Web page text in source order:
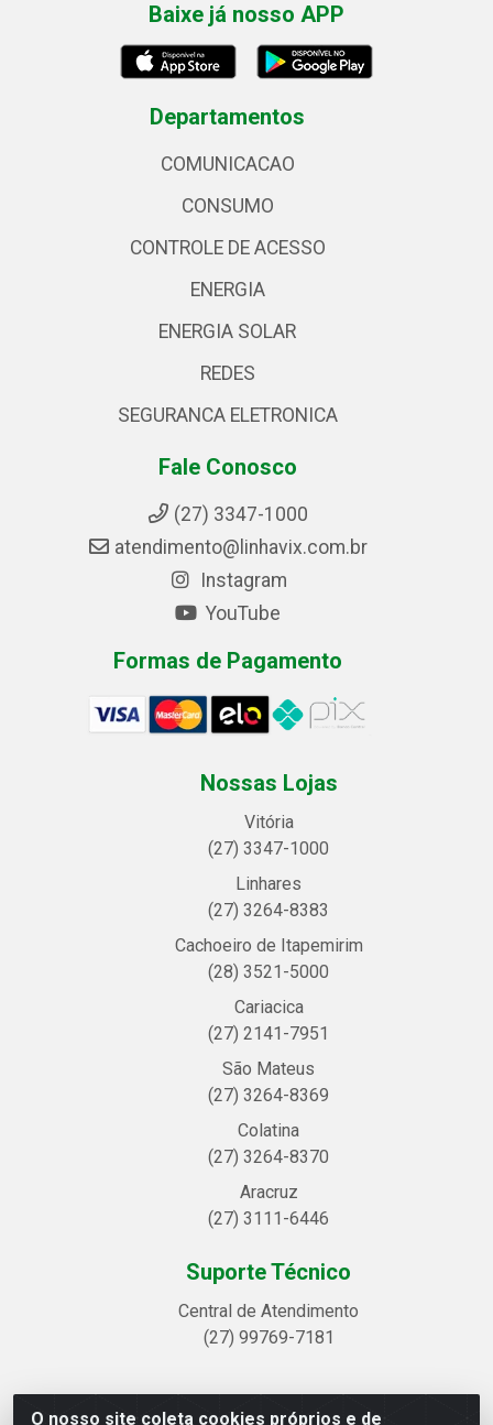
O nosso site coleta cookies próprios e de
Baixe já nosso APP
Departamentos
COMUNICACAO
CONSUMO
CONTROLE DE ACESSO
ENERGIA
ENERGIA SOLAR
REDES
SEGURANCA ELETRONICA
Fale Conosco
(27) 3347-1000
atendimento@linhavix.com.br
Instagram
YouTube
Formas de Pagamento
Nossas Lojas
Vitória
(27) 3347-1000
Linhares
(27) 3264-8383
Cachoeiro de Itapemirim
(28) 3521-5000
Cariacica
(27) 2141-7951
São Mateus
(27) 3264-8369
Colatina
(27) 3264-8370
Aracruz
(27) 3111-6446
Suporte Técnico
Central de Atendimento
(27) 99769-7181